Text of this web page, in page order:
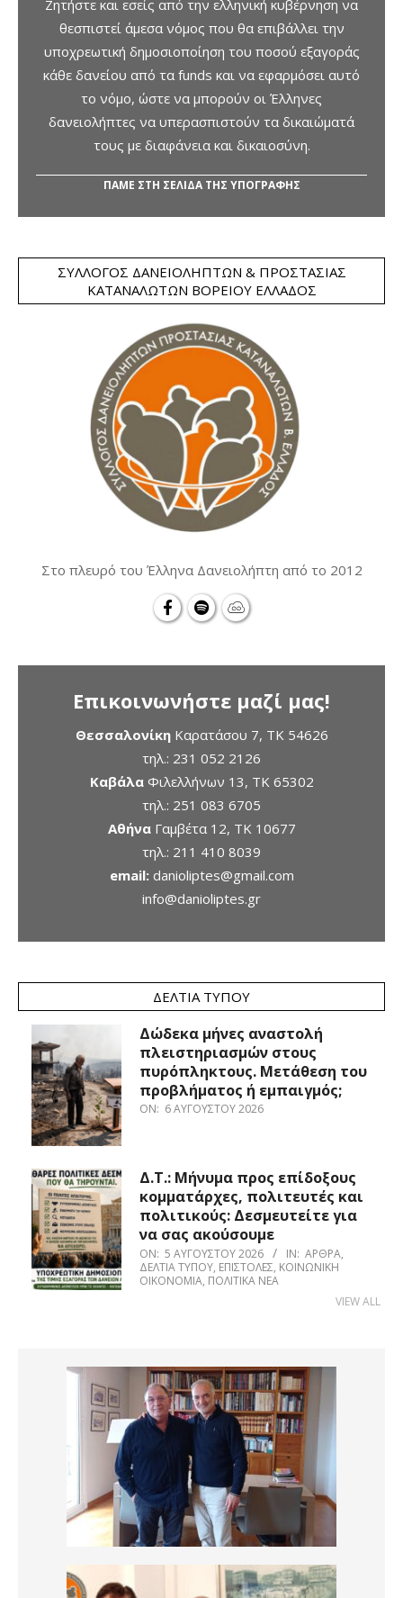
Ζητήστε και εσείς από την ελληνική κυβέρνηση να
θεσπιστεί άμεσα νόμος που θα επιβάλλει την
υποχρεωτική δημοσιοποίηση του ποσού εξαγοράς
κάθε δανείου από τα funds και να εφαρμόσει αυτό
το νόμο, ώστε να μπορούν οι Έλληνες
δανειολήπτες να υπερασπιστούν τα δικαιώματά
τους με διαφάνεια και δικαιοσύνη.
ΠΑΜΕ ΣΤΗ ΣΕΛΙΔΑ ΤΗΣ ΥΠΟΓΡΑΦΗΣ
ΣΎΛΛΟΓΟΣ ΔΑΝΕΙΟΛΗΠΤΏΝ & ΠΡΟΣΤΑΣΊΑΣ
ΚΑΤΑΝΑΛΩΤΏΝ ΒΟΡΕΊΟΥ ΕΛΛΆΔΟΣ
Στο πλευρό του Έλληνα Δανειολήπτη από το 2012
Επικοινωνήστε μαζί μας!
ΘεσσαλονίκηΚαρατάσου 7, TK 54626
τηλ.: 231 052 2126
ΚαβάλαΦιλελλήνων 13, ΤΚ 65302
τηλ.: 251 083 6705
ΑθήναΓαμβέτα 12, ΤΚ 10677
τηλ.: 211 410 8039
email: danioliptes@gmail.com
info@danioliptes.gr
ΔΕΛΤΊΑ ΤΎΠΟΥ
Δώδεκα μήνες αναστολή
πλειστηριασμών στους
πυρόπληκτους. Μετάθεση του
προβλήματος ή εμπαιγμός;
ON: 6 ΑΥΓΟΎΣΤΟΥ 2026
Δ.Τ.: Μήνυμα προς επίδοξους
κομματάρχες, πολιτευτές και
πολιτικούς: Δεσμευτείτε για
να σας ακούσουμε
ON: 5 ΑΥΓΟΎΣΤΟΥ 2026 IN: ΆΡΘΡΑ,
ΔΕΛΤΊΑ ΤΎΠΟΥ, ΕΠΙΣΤΟΛΈΣ, ΚΟΙΝΩΝΙΚΉ
ΟΙΚΟΝΟΜΊΑ, ΠΟΛΙΤΙΚΆ ΝΈΑ
VIEW ALL